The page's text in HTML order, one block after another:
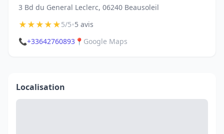
3 Bd du General Leclerc, 06240 Beausoleil
★★★★★5/5•5 avis
📞+33642760893 📍 Google Maps
Localisation